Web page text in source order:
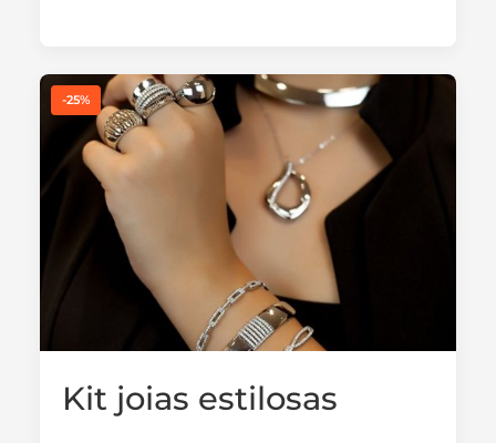
-25%
Kit joias estilosas